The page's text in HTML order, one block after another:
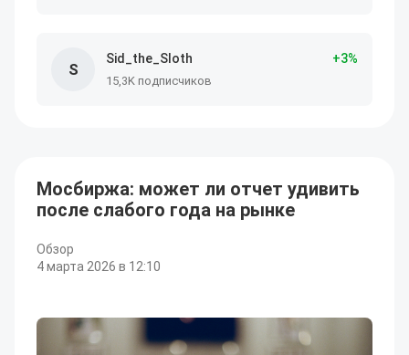
S
Sid_the_Sloth +3%
15,3K подписчиков
Мосбиржа: может ли отчет удивить
после слабого года на рынке
Обзор
4 марта 2026 в 12:10